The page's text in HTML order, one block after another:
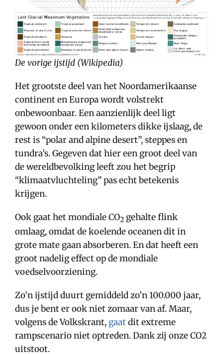
De vorige ijstijd (Wikipedia)
Het grootste deel van het Noordamerikaanse
continent en Europa wordt volstrekt
onbewoonbaar. Een aanzienlijk deel ligt
gewoon onder een kilometers dikke ijslaag, de
rest is “polar and alpine desert”, steppes en
tundra’s. Gegeven dat hier een groot deel van
de wereldbevolking leeft zou het begrip
“klimaatvluchteling” pas echt betekenis
krijgen.
Ook gaat het mondiale CO2 gehalte flink
omlaag, omdat de koelende oceanen dit in
grote mate gaan absorberen. En dat heeft een
groot nadelig effect op de mondiale
voedselvoorziening.
Zo’n ijstijd duurt gemiddeld zo’n 100.000 jaar,
dus je bent er ook niet zomaar van af. Maar,
volgens de Volkskrant, gaatdit extreme
rampscenario niet optreden. Dank zij onze CO2
uitstoot.